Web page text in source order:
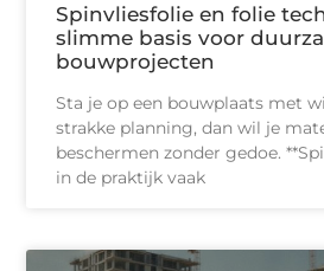
Spinvliesfolie en folie
slimme basis voor
bouwprojecten
Sta je op een bouwplaats met
strakke planning, dan wil je
beschermen zonder gedoe.
in de praktijk vaak